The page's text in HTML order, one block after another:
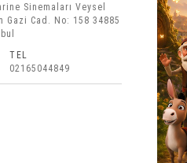
Sinemaları Veysel
Gazi Cad. No: 158 34885
TEL
02165044849